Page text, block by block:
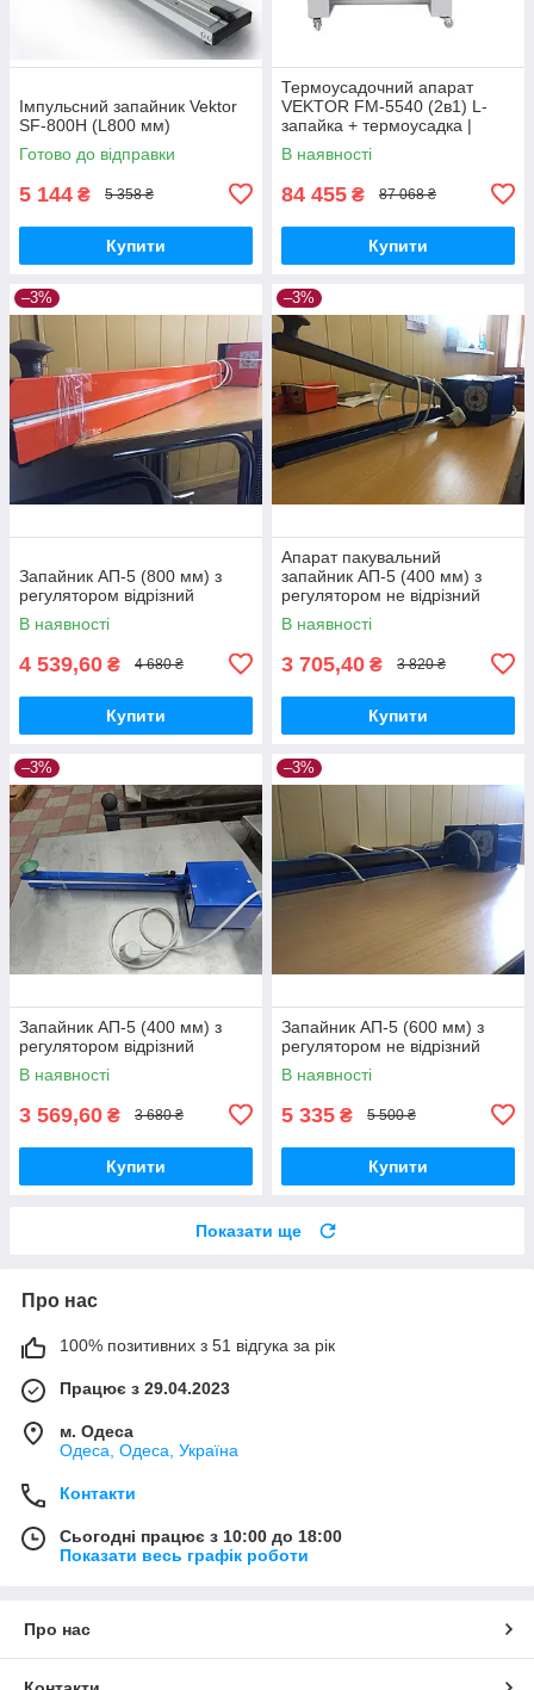
Імпульсний запайник Vektor
SF-800H (L800 мм)
Готово до відправки
5 144 ₴ 5 358 ₴
Купити
Термоусадочний апарат
VEKTOR FM-5540 (2в1) L-
запайка + термоусадка |
220В | до 300 уп/год
В наявності
84 455 ₴ 87 068 ₴
Купити
–3%
Запайник АП-5 (800 мм) з
регулятором відрізний
В наявності
4 539,60 ₴ 4 680 ₴
Купити
–3%
Апарат пакувальний
запайник АП-5 (400 мм) з
регулятором не відрізний
В наявності
3 705,40 ₴ 3 820 ₴
Купити
–3%
Запайник АП-5 (400 мм) з
регулятором відрізний
В наявності
3 569,60 ₴ 3 680 ₴
Купити
–3%
Запайник АП-5 (600 мм) з
регулятором не відрізний
В наявності
5 335 ₴ 5 500 ₴
Купити
Показати ще
Про нас
100% позитивних з 51 відгука за рік
Працює з 29.04.2023
м. Одеса
Одеса, Одеса, Україна
Контакти
Сьогодні працює з 10:00 до 18:00
Показати весь графік роботи
Про нас